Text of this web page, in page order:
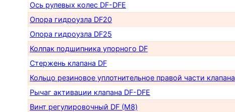
Ось рулевых колес DF-DFE
Опора гидроузла DF20
Опора гидроузла DF25
Колпак подшипника упорного DF
Стержень клапана DF
Кольцо резиновое уплотнительное правой части клапана
Рычаг активации клапана DF-DFE
Винт регулировочный DF (М8)